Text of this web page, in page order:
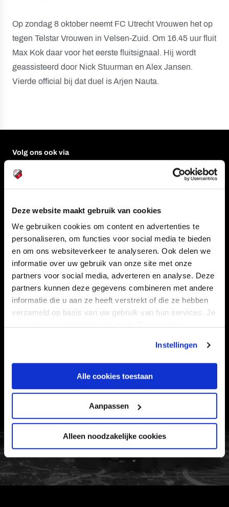
Deze website maakt gebruik van cookies
We gebruiken cookies om content en advertenties te
personaliseren, om functies voor social media te bieden
en om ons websiteverkeer te analyseren. Ook delen we
informatie over uw gebruik van onze site met onze
partners voor social media, adverteren en analyse. Deze
partners kunnen deze gegevens combineren met andere
informatie die u aan ze heeft verstrekt of die ze hebben
verzameld op basis van uw gebruik van hun services. Je
Instellingen
Alle cookies toestaan
Aanpassen
Alleen noodzakelijke cookies
Op zondag 8 oktober neemt FC Utrecht Vrouwen het op
tegen Telstar Vrouwen in Velsen-Zuid. Om 16.45 uur fluit
Max Kok daar voor het eerste fluitsignaal. Hij wordt
geassisteerd door Nick Stuurman en Alex Jansen.
Vierde official bij dat duel is Arjen Nauta.
Volg ons ook via
Navigeer naar
CLUB
TEAMS
STADION
SUPPORTERS
FOUNDATION
KAARTVERKOOP
BUSINESS
Informatie
WERKEN BIJ
FC Utrecht<br>vanuit<br>het